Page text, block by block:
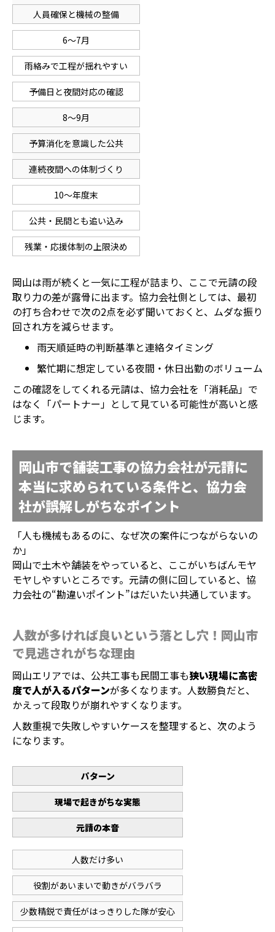
人員確保と機械の整備
6〜7月
雨絡みで工程が揺れやすい
予備日と夜間対応の確認
8〜9月
予算消化を意識した公共
連続夜間への体制づくり
10〜年度末
公共・民間とも追い込み
残業・応援体制の上限決め
岡山は雨が続くと一気に工程が詰まり、ここで元請の段
取り力の差が露骨に出ます。協力会社側としては、最初
の打ち合わせで次の2点を必ず聞いておくと、ムダな振り
回され方を減らせます。
雨天順延時の判断基準と連絡タイミング
繁忙期に想定している夜間・休日出勤のボリューム
この確認をしてくれる元請は、協力会社を「消耗品」で
はなく「パートナー」として見ている可能性が高いと感
じます。
岡山市で舗装工事の協力会社が元請に
本当に求められている条件と、協力会
社が誤解しがちなポイント
「人も機械もあるのに、なぜ次の案件につながらないの
か」
岡山で土木や舗装をやっていると、ここがいちばんモヤ
モヤしやすいところです。元請の側に回していると、協
力会社の“勘違いポイント”はだいたい共通しています。
人数が多ければ良いという落とし穴！岡山市
で見逃されがちな理由
岡山エリアでは、公共工事も民間工事も狭い現場に高密
度で人が入るパターンが多くなります。人数勝負だと、
かえって段取りが崩れやすくなります。
人数重視で失敗しやすいケースを整理すると、次のよう
になります。
パターン
現場で起きがちな実態
元請の本音
人数だけ多い
役割があいまいで動きがバラバラ
少数精鋭で責任がはっきりした隊が安心